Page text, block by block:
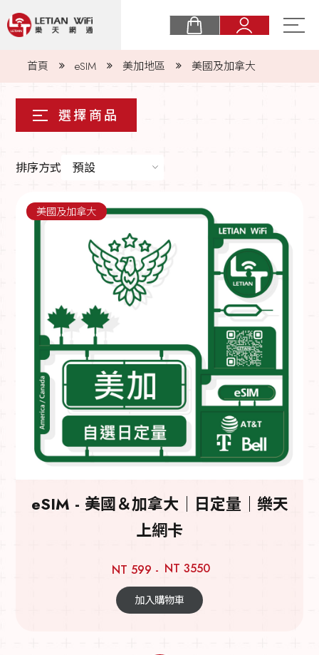
關於樂天
購物須知
最新消息
eSIM
實體卡
首頁 eSIM 美加地區 美國及加拿大
排序方式 預設
美國及加拿大
eSIM - 美國＆加拿大｜日定量｜樂天
上網卡
NT 599 - NT 3550
加入購物車